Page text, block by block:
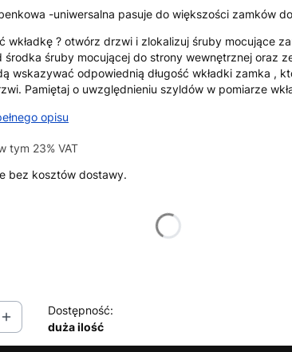
-uniwersalna pasuje do większości zamków
wkładkę ? otwórz drzwi i zlokalizuj śruby mocujące
środka śruby mocującej do strony wewnętrznej oraz
wskazywać odpowiednią długość wkładki zamka ,
Pamiętaj o uwzględnieniu szyldów w pomiarze
opisu
tym 23% VAT
tym 23% VAT
bez kosztów dostawy.
warianty mogą różnić się ceną
Dostępność:
duża ilość